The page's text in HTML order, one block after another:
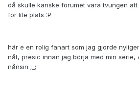
då skulle kanske forumet vara tvungen
för lite plats :P
här e en rolig fanart som jag gjorde
nåt, presic innan jag börja med min serie,
nånsin ;_;